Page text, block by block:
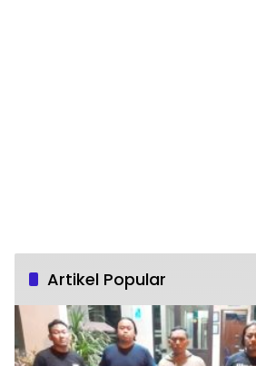
Artikel Popular